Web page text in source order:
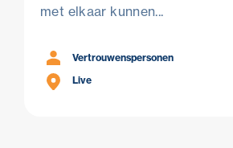
met elkaar kunnen...
Vertrouwenspersonen
Live